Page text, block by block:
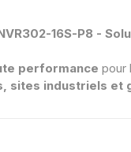
16S-P8 -
performance pour
sites industriels et